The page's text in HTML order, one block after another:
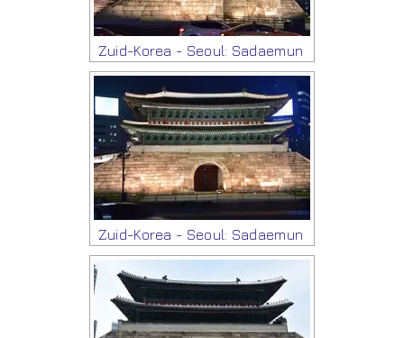
Zuid-Korea - Seoul: Sadaemun
Zuid-Korea - Seoul: Sadaemun